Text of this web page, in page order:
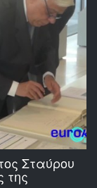
Σταύρου
της